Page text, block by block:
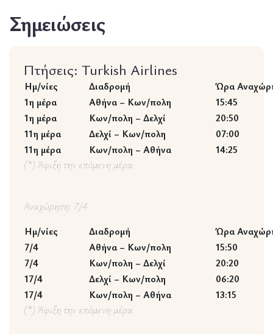
Σημειώσεις
Πτήσεις: Turkish Airlines
Ημ/νίες Διαδρομή
Ώρα
1η μέρα
Αθήνα – Κων/πολη
15:45
1η μέρα
Κων/πολη – Δελχί
20:50
11η μέρα
Δελχί – Κων/πολη
07:00
11η μέρα
Κων/πολη – Αθήνα
14:25
(*) Άφιξη την επόμενη μέρα
Αναχώρηση: 7/4
Ημ/νίες
Διαδρομή
Ώρα
7/4
Αθήνα – Κων/πολη
15:50
7/4
Κων/πολη – Δελχί
20:20
17/4
Δελχί – Κων/πολη
06:20
17/4
Κων/πολη – Αθήνα
13:15
(*) Άφιξη την επόμενη μέρα